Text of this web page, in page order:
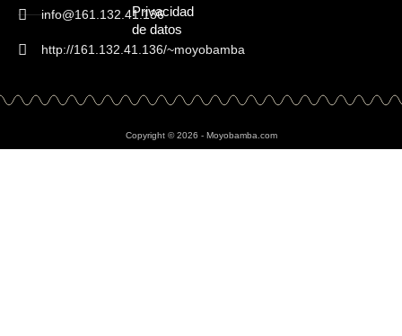
info@161.132.41.136
http://161.132.41.136/~moyobamba
Privacidad
de datos
Copyright © 2026 - Moyobamba.com